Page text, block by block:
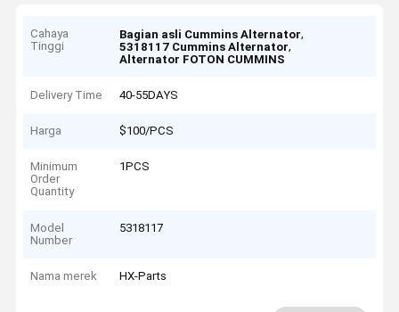
Cahaya
Tinggi
Bagian asli Cummins Alternator,
5318117 Cummins Alternator,
Alternator FOTON CUMMINS
Delivery Time 40-55DAYS
Harga $100/PCS
Minimum
Order
Quantity
1PCS
Model
Number
5318117
Nama merek HX-Parts